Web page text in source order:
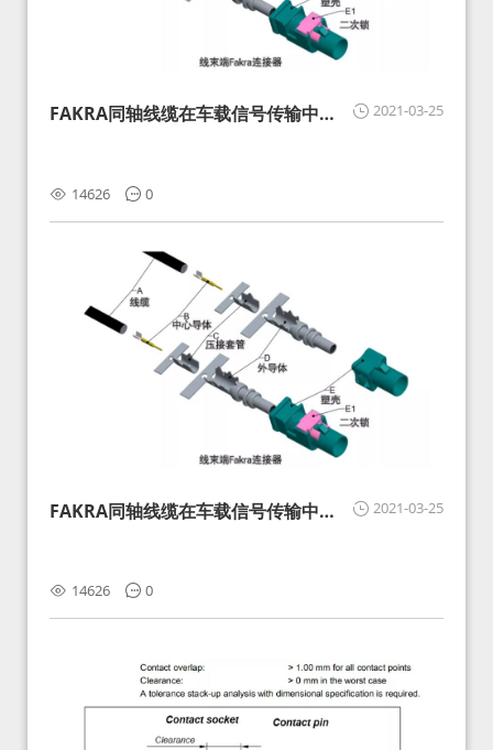
2021-03-25
FAKRA同轴线缆在车载信号传输中的
14626 0
2021-03-25
FAKRA同轴线缆在车载信号传输中的
14626 0